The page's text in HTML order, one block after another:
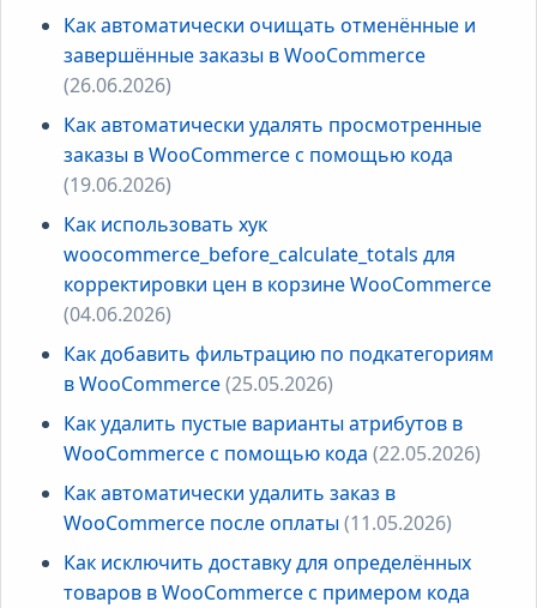
Как автоматически очищать отменённые и
завершённые заказы в WooCommerce
(26.06.2026)
Как автоматически удалять просмотренные
заказы в WooCommerce с помощью кода
(19.06.2026)
Как использовать хук
woocommerce_before_calculate_totals для
корректировки цен в корзине WooCommerce
(04.06.2026)
Как добавить фильтрацию по подкатегориям
в WooCommerce(25.05.2026)
Как удалить пустые варианты атрибутов в
WooCommerce с помощью кода (22.05.2026)
Как автоматически удалить заказ в
WooCommerce после оплаты(11.05.2026)
Как исключить доставку для определённых
товаров в WooCommerce с примером кода